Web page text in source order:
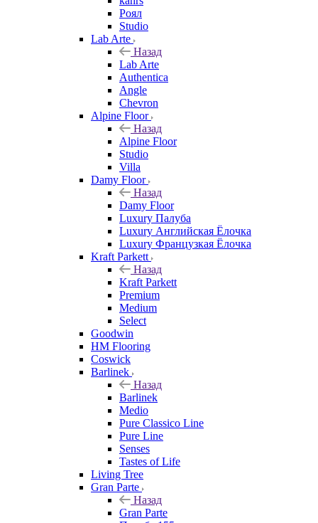
Роял
Studio
Lab Arte
Назад
Lab Arte
Authentica
Angle
Chevron
Alpine Floor
Назад
Alpine Floor
Studio
Villa
Damy Floor
Назад
Damy Floor
Luxury Палуба
Luxury Английская Ёлочка
Luxury Французкая Ёлочка
Kraft Parkett
Назад
Kraft Parkett
Premium
Medium
Select
Goodwin
HM Flooring
Coswick
Barlinek
Назад
Barlinek
Medio
Pure Classico Line
Pure Line
Senses
Tastes of Life
Living Tree
Gran Parte
Назад
Gran Parte